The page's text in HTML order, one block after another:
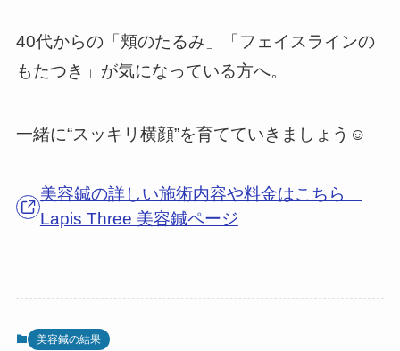
40代からの「頬のたるみ」「フェイスラインの
もたつき」が気になっている方へ。
一緒に“スッキリ横顔”を育てていきましょう☺️
美容鍼の詳しい施術内容や料金はこちら
Lapis Three 美容鍼ページ
美容鍼の結果